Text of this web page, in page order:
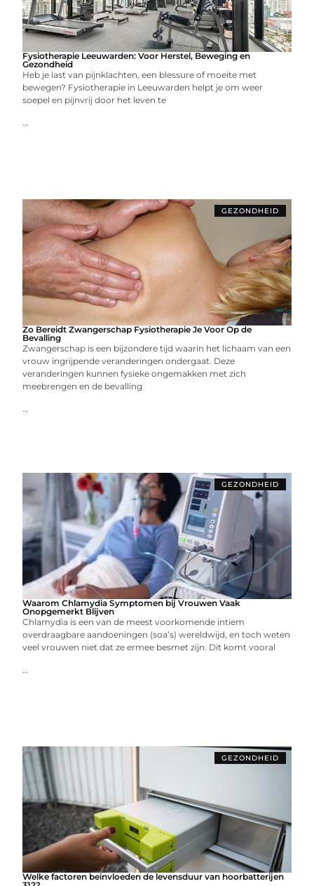
Fysiotherapie Leeuwarden: Voor Herstel, Beweging en
Gezondheid
Heb je last van pijnklachten, een blessure of moeite met
bewegen? Fysiotherapie in Leeuwarden helpt je om weer
soepel en pijnvrij door het leven te
...
GEZONDHEID
Zo Bereidt Zwangerschap Fysiotherapie Je Voor Op de
Bevalling
Zwangerschap is een bijzondere tijd waarin het lichaam van een
vrouw ingrijpende veranderingen ondergaat. Deze
veranderingen kunnen fysieke ongemakken met zich
meebrengen en de bevalling
...
GEZONDHEID
Waarom Chlamydia Symptomen bij Vrouwen Vaak
Onopgemerkt Blijven
Chlamydia is een van de meest voorkomende intiem
overdraagbare aandoeningen (soa’s) wereldwijd, en toch weten
veel vrouwen niet dat ze ermee besmet zijn. Dit komt vooral
...
GEZONDHEID
Welke factoren beïnvloeden de levensduur van hoorbatterijen